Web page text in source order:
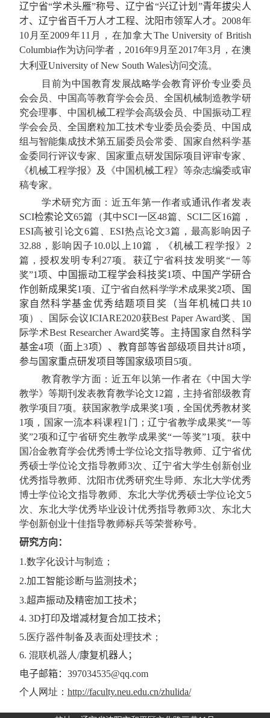
辽宁省“学术头雁”称号、 辽宁省“兴辽计划”青年拔尖人
才、 辽宁省百千万人才工程、 沈阳市领军人才。 2008年
10月至2009年11 月，在加拿大The University of British
Columbia作为访问学者， 2016年9月至2017年3月，在澳
大利亚University of New South Wales访问交流。
目前为中国教育发展战略学会教育评价专业委员
会会员、中国高等教育学会会员、全国机械制造教学研
究会理事、中国机械工程学会高级会员、中国振动工程
学会会员、全国磨粒加工技术专业委员会委员、中国成
组与智能集成技术第五届委员会常委、国家自然科学基
金委同行评议专家、国家重点研发国际项目评审专家、
《机械工程学报》及《中国机械工程》等杂志编委或审
稿专家。
学术研究方面：近五年第一作者或通讯作者发表
SCI检索论文65篇（其中SCI一区48篇、 SCI二区16篇，
ESI高被引论文6篇、ESI热点论文3篇，最高影响因子
32.88，影响因子10.0 以上 10篇，《机械工程学报》 2
篇，授权发明专利 27项。获辽宁省科技发明奖“一等
奖”1项、 中国振动工程学会科技奖1项、中国产学研合
作创新成果奖1项、辽宁省自然科学学术成果奖2项、
国
家自然科学基金优秀结题项目 奖 （ 当年机械口共10
项）、国际会议ICIARE2020获Best Paper Award奖、国
际学术Best Researcher Award奖等。 主持国家自然科学
基金4项 （面上3项） 、教育部等省部级项目共计8项 ，
参与国家重点研发项目等国家级项目 5项。
教育教学方面：近五年以第一作者在《中国大学
教学》等期刊发表教育教学论文1 2篇，主持省部级教育
教学项目 7项。获国家教学成果奖1项，全国优秀教材奖
1项，国家一流本科课程1 门；辽宁省教学成果奖“一等
奖”2项和辽宁省研究生教学成果奖“一等奖”1 项。获中
国冶金教育学会优秀博士学位论文指导教师、辽宁省优
秀硕士学位论文指导教师3次、辽宁省大学生创新创业
优秀指导教师、沈阳市优秀研究生导师、东北大学优秀
博士学位论文指导教师、东北大学优秀硕士学位论文5
次、东北大学优秀毕业设计优秀指导教师3次、东北大
学创新创业十佳指导教师标兵等荣誉称号。
研究方向：
1 .数字化设计与制造；
2.加工智能诊断与监测技术；
3.超声振动及精密加工技术；
4. 3D打印及增减材复合加工技术；
5.医疗器件制备及表面处理技术；
6. 混联机器人 /康复机器人 ；
电子邮箱： 397034535@qq.com
个人网址： http://faculty.neu.edu.cn/zhulida/